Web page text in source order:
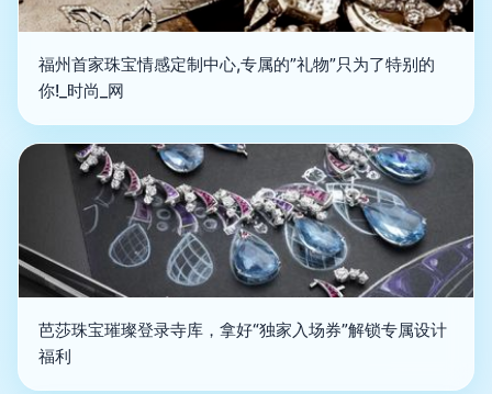
福州首家珠宝情感定制中心,专属的”礼物”只为了特别的
你!_时尚_网
芭莎珠宝璀璨登录寺库，拿好“独家入场券”解锁专属设计
福利